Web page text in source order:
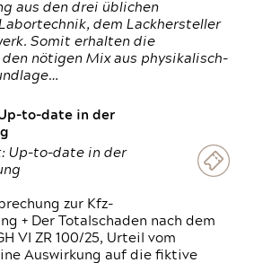
aus den drei üblichen
dem Lackhersteller
Somit erhalten die
den nötigen Mix aus physikalisch-
to-date in der
Up-to-date in der
zur Kfz-
+ Der Totalschaden nach dem
VI ZR 100/25, Urteil vom
Auswirkung auf die fiktive